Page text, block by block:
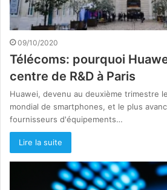
09/10/2020
Télécoms: pourquoi
centre de R&D à Paris
Huawei, devenu au deuxième trimestre
mondial de smartphones, et le plus
fournisseurs d'équipements…
Lire la suite